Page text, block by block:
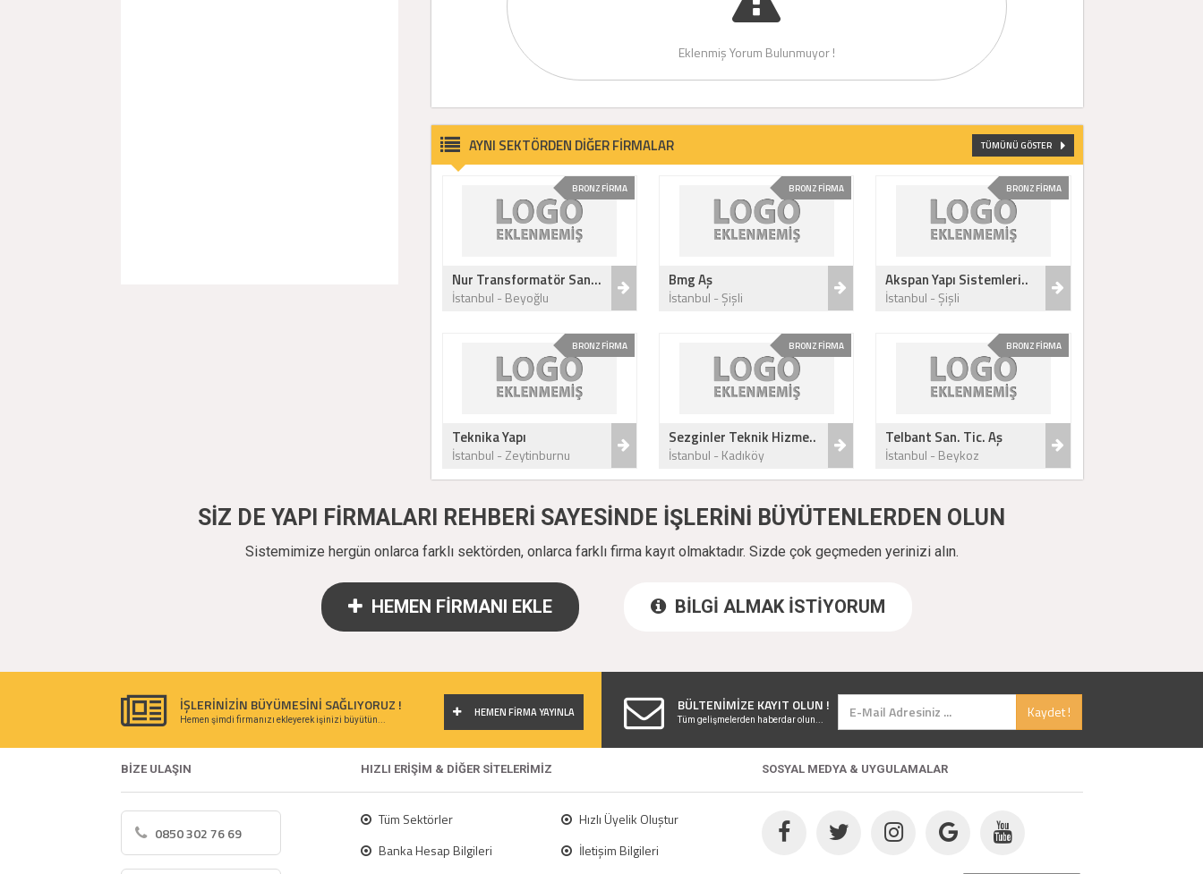
Eklenmiş Yorum Bulunmuyor !
AYNI SEKTÖRDEN DİĞER FİRMALAR TÜMÜNÜ GÖSTER
BRONZ FİRMA
Nur Transformatör San...
İstanbul - Beyoğlu
BRONZ FİRMA
Bmg Aş
İstanbul - Şişli
BRONZ FİRMA
Akspan Yapı Sistemleri..
İstanbul - Şişli
BRONZ FİRMA
Teknika Yapı
İstanbul - Zeytinburnu
BRONZ FİRMA
Sezginler Teknik Hizme..
İstanbul - Kadıköy
BRONZ FİRMA
Telbant San. Tic. Aş
İstanbul - Beykoz
SİZ DE YAPI FİRMALARI REHBERİ SAYESİNDE İŞLERİNİ BÜYÜTENLERDEN OLUN
Sistemimize hergün onlarca farklı sektörden, onlarca farklı firma kayıt olmaktadır. Sizde çok geçmeden yerinizi alın.
HEMEN FİRMANI EKLE BİLGİ ALMAK İSTİYORUM
İŞLERİNİZİN BÜYÜMESİNİ SAĞLIYORUZ ! HEMEN FİRMA YAYINLA
Hemen şimdi firmanızı ekleyerek işinizi büyütün...
BÜLTENİMİZE KAYIT OLUN ! Kaydet !
Tüm gelişmelerden haberdar olun...
BİZE ULAŞIN HIZLI ERİŞİM & DİĞER SİTELERİMİZ SOSYAL MEDYA & UYGULAMALAR
0850 302 76 69
Tüm Sektörler
Hızlı Üyelik Oluştur
Banka Hesap Bilgileri
İletişim Bilgileri